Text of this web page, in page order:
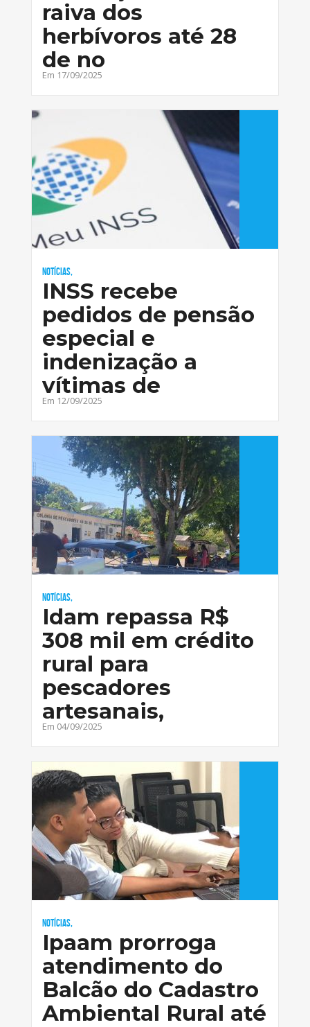
raiva dos
herbívoros até 28
de no
Em 17/09/2025
Notícias,
INSS recebe
pedidos de pensão
especial e
indenização a
vítimas de
Em 12/09/2025
Notícias,
Idam repassa R$
308 mil em crédito
rural para
pescadores
artesanais,
Em 04/09/2025
Notícias,
Ipaam prorroga
atendimento do
Balcão do Cadastro
Ambiental Rural até